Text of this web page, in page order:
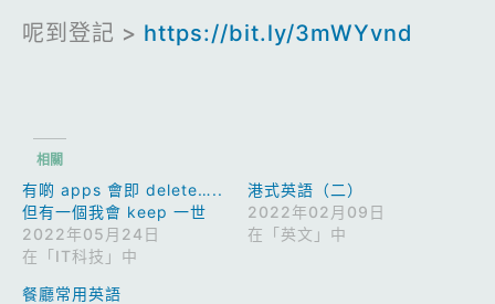
呢到登記 > https://bit.ly/3mWYvnd
相關
有啲 apps 會即 delete…..
但有一個我會 keep 一世
2022年05月24日
在「IT科技」中
港式英語（二）
2022年02月09日
在「英文」中
餐廳常用英語